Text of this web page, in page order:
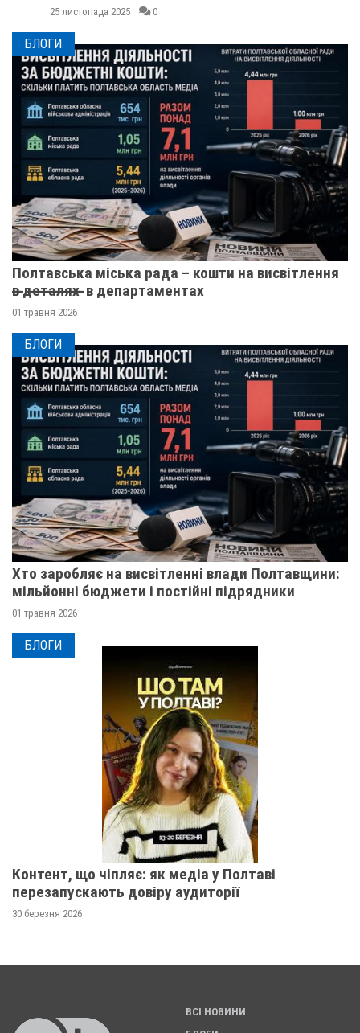
25 листопада 2025 0
БЛОГИ
Полтавська міська рада – кошти на висвітлення
в̶ ̶д̶е̶т̶а̶л̶я̶х̶ ̶ в департаментах
01 травня 2026
БЛОГИ
Хто заробляє на висвітленні влади Полтавщини:
мільйонні бюджети і постійні підрядники
01 травня 2026
БЛОГИ
Контент, що чіпляє: як медіа у Полтаві
перезапускають довіру аудиторії
30 березня 2026
ВСІ НОВИНИ